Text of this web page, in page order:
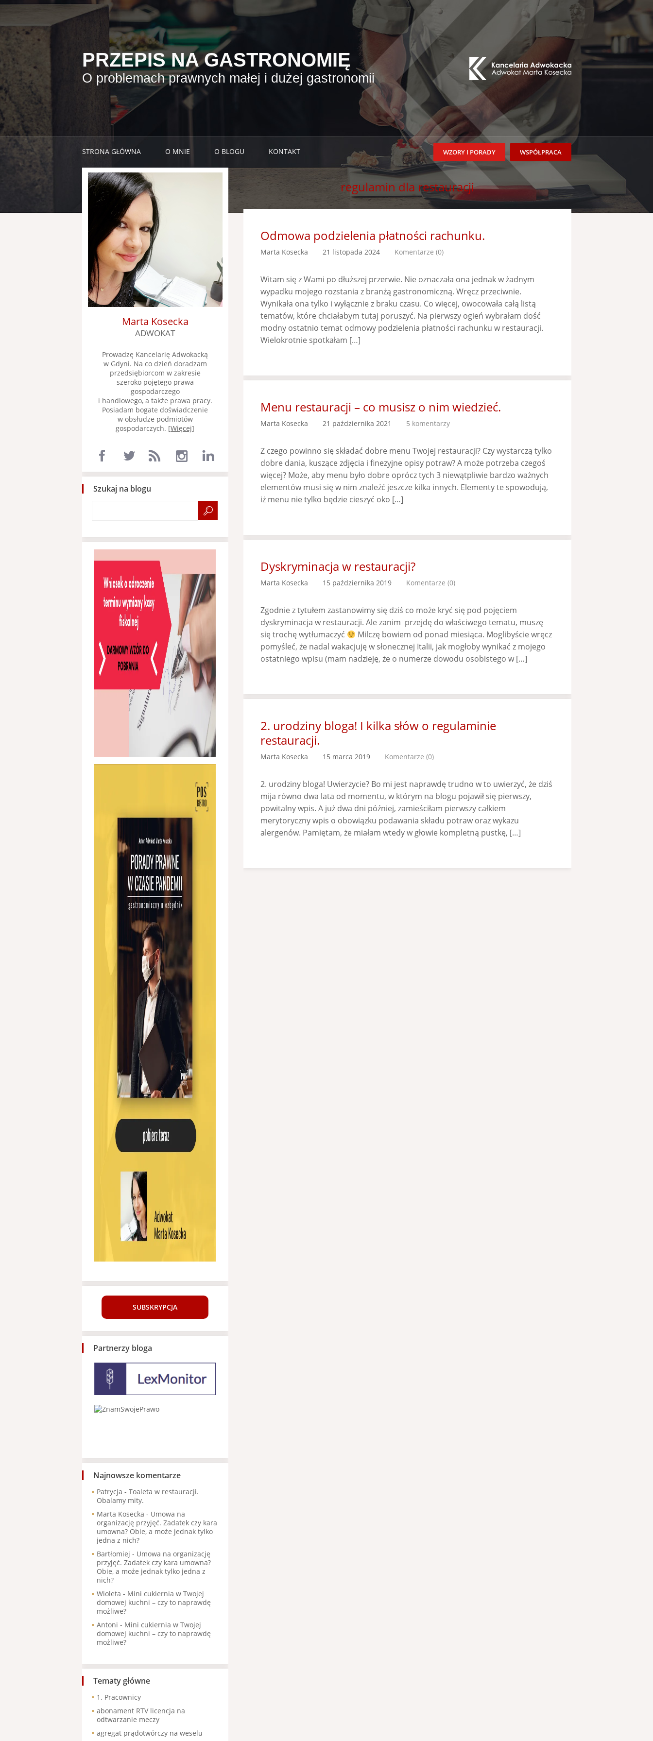
PRZEPIS NA GASTRONOMIĘ
O problemach prawnych małej i dużej gastronomii
STRONA GŁÓWNA O MNIE O BLOGU KONTAKT WSPÓŁPRACA
WZORY I PORADY
regulamin dla restauracji
Odmowa podzielenia płatności rachunku.
Marta Kosecka 21 listopada 2024 Komentarze (0)
Witam się z Wami po dłuższej przerwie. Nie oznaczała ona jednak w żadnym
wypadku mojego rozstania z branżą gastronomiczną. Wręcz przeciwnie.
Wynikała ona tylko i wyłącznie z braku czasu. Co więcej, owocowała całą listą
tematów, które chciałabym tutaj poruszyć. Na pierwszy ogień wybrałam dość
modny ostatnio temat odmowy podzielenia płatności rachunku w restauracji.
Wielokrotnie spotkałam […]
Menu restauracji – co musisz o nim wiedzieć.
Marta Kosecka 21 października 2021 5 komentarzy
Z czego powinno się składać dobre menu Twojej restauracji? Czy wystarczą tylko
dobre dania, kuszące zdjęcia i finezyjne opisy potraw? A może potrzeba czegoś
więcej? Może, aby menu było dobre oprócz tych 3 niewątpliwie bardzo ważnych
elementów musi się w nim znaleźć jeszcze kilka innych. Elementy te spowodują,
iż menu nie tylko będzie cieszyć oko […]
Dyskryminacja w restauracji?
Marta Kosecka 15 października 2019 Komentarze (0)
Zgodnie z tytułem zastanowimy się dziś co może kryć się pod pojęciem
dyskryminacja w restauracji. Ale zanim przejdę do właściwego tematu, muszę
się trochę wytłumaczyć
Milczę bowiem od ponad miesiąca. Moglibyście wręcz
pomyśleć, że nadal wakacjuję w słonecznej Italii, jak mogłoby wynikać z mojego
ostatniego wpisu (mam nadzieję, że o numerze dowodu osobistego w […]
2. urodziny bloga! I kilka słów o regulaminie
restauracji.
Marta Kosecka 15 marca 2019 Komentarze (0)
2. urodziny bloga! Uwierzycie? Bo mi jest naprawdę trudno w to uwierzyć, że dziś
mija równo dwa lata od momentu, w którym na blogu pojawił się pierwszy,
powitalny wpis. A już dwa dni później, zamieściłam pierwszy całkiem
merytoryczny wpis o obowiązku podawania składu potraw oraz wykazu
alergenów. Pamiętam, że miałam wtedy w głowie kompletną pustkę, […]
Marta Kosecka
ADWOKAT
Prowadzę Kancelarię Adwokacką
w Gdyni. Na co dzień doradzam
przedsiębiorcom w zakresie
szeroko pojętego prawa
gospodarczego
i handlowego, a także prawa pracy.
Posiadam bogate doświadczenie
w obsłudze podmiotów
gospodarczych. [Więcej]
Szukaj na blogu
SUBSKRYPCJA
Partnerzy bloga
Najnowsze komentarze
Patrycja - Toaleta w restauracji.
Obalamy mity.
Marta Kosecka - Umowa na
organizację przyjęć. Zadatek czy kara
umowna? Obie, a może jednak tylko
jedna z nich?
Bartłomiej - Umowa na organizację
przyjęć. Zadatek czy kara umowna?
Obie, a może jednak tylko jedna z
nich?
Wioleta - Mini cukiernia w Twojej
domowej kuchni – czy to naprawdę
możliwe?
Antoni - Mini cukiernia w Twojej
domowej kuchni – czy to naprawdę
możliwe?
Tematy główne
1. Pracownicy
abonament RTV licencja na
odtwarzanie meczy
agregat prądotwórczy na weselu